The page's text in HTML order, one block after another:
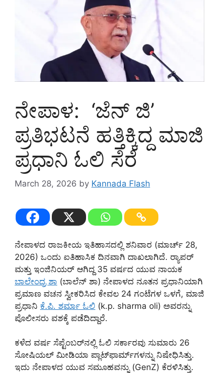
ನೇಪಾಳ: ‘ಜೆನ್ ಜಿ’
ಪ್ರತಿಭಟನೆ ಹತ್ತಿಕ್ಕಿದ್ದ ಮಾಜಿ
ಪ್ರಧಾನಿ ಓಲಿ ಸೆರೆ
March 28, 2026 by Kannada Flash
ನೇಪಾಳದ ರಾಜಕೀಯ ಇತಿಹಾಸದಲ್ಲಿ ಶನಿವಾರ (ಮಾರ್ಚ್ 28,
2026) ಒಂದು ಐತಿಹಾಸಿಕ ದಿನವಾಗಿ ದಾಖಲಾಗಿದೆ. ರ್‍ಯಾಪರ್
ಮತ್ತು ಇಂಜಿನಿಯರ್ ಆಗಿದ್ದ 35 ವರ್ಷದ ಯುವ ನಾಯಕ
ಬಾಲೇಂದ್ರ ಶಾ (ಬಾಲೆನ್ ಶಾ) ನೇಪಾಳದ ನೂತನ ಪ್ರಧಾನಿಯಾಗಿ
ಪ್ರಮಾಣ ವಚನ ಸ್ವೀಕರಿಸಿದ ಕೇವಲ 24 ಗಂಟೆಗಳ ಒಳಗೆ, ಮಾಜಿ
ಪ್ರಧಾನಿ ಕೆ.ಪಿ. ಶರ್ಮಾ ಓಲಿ (k.p. sharma oli) ಅವರನ್ನು
ಪೊಲೀಸರು ವಶಕ್ಕೆ ಪಡೆದಿದ್ದಾರೆ.
ಕಳೆದ ವರ್ಷ ಸೆಪ್ಟೆಂಬರ್‌ನಲ್ಲಿ ಓಲಿ ಸರ್ಕಾರವು ಸುಮಾರು 26
ಸೋಷಿಯಲ್ ಮೀಡಿಯಾ ಪ್ಲಾಟ್‌ಫಾರ್ಮ್‌ಗಳನ್ನು ನಿಷೇಧಿಸಿತ್ತು.
ಇದು ನೇಪಾಳದ ಯುವ ಸಮೂಹವನ್ನು (GenZ) ಕೆರಳಿಸಿತ್ತು.